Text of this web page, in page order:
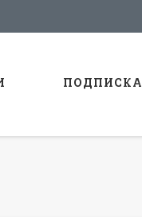
ПОДПИСКА